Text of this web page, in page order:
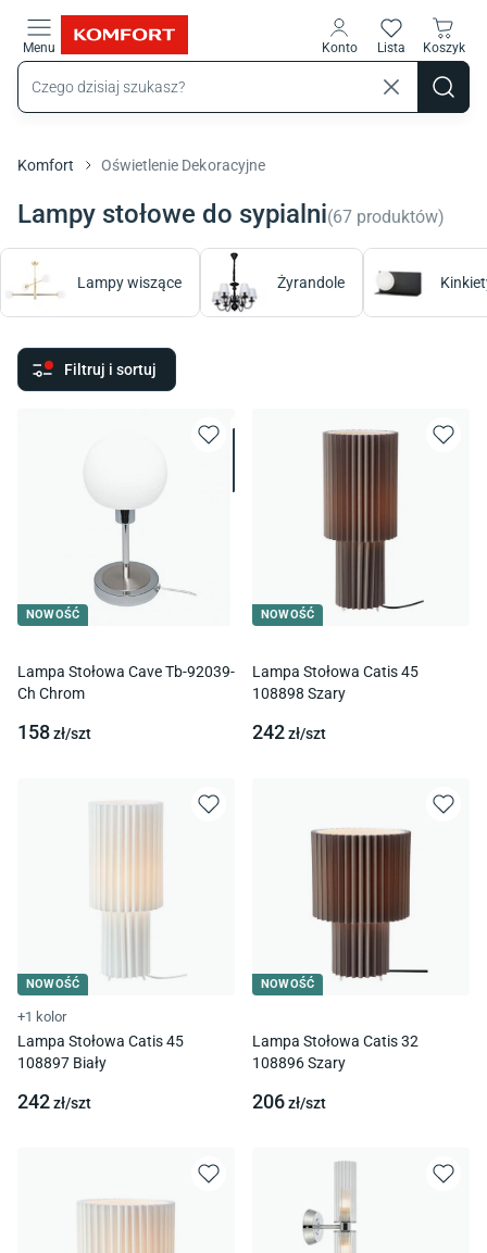
Menu Konto Lista Koszyk
Komfort Oświetlenie Dekoracyjne
Lampy stołowe do sypialni(67 produktów)
Lampy wiszące Żyrandole
Filtruj i sortuj
NOWOŚĆ
Lampa Stołowa Cave Tb-92039-
Ch Chrom
158zł/szt
NOWOŚĆ
Lampa Stołowa Catis 45
108898 Szary
242zł/szt
NOWOŚĆ
+1 kolor
Lampa Stołowa Catis 45
108897 Biały
242zł/szt
NOWOŚĆ
Lampa Stołowa Catis 32
108896 Szary
206zł/szt